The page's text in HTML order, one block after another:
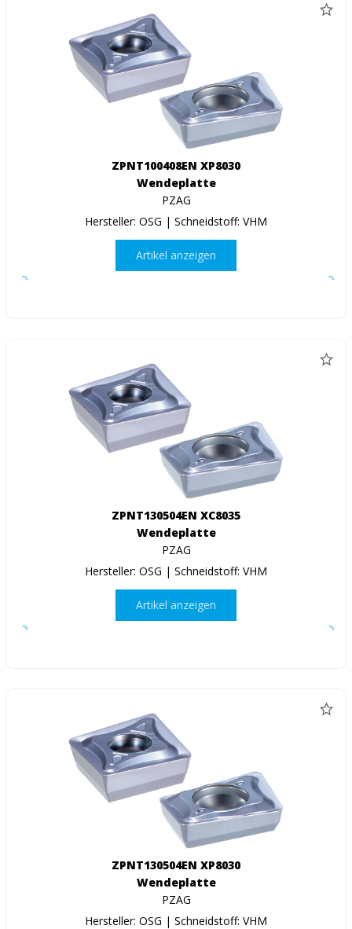
ZPNT100408EN XP8030
Wendeplatte
PZAG
Hersteller: OSG | Schneidstoff: VHM
Artikel anzeigen
ZPNT130504EN XC8035
Wendeplatte
PZAG
Hersteller: OSG | Schneidstoff: VHM
Artikel anzeigen
ZPNT130504EN XP8030
Wendeplatte
PZAG
Hersteller: OSG | Schneidstoff: VHM